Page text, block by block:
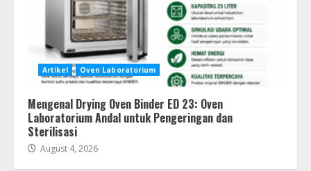
Artikel Oven Laboratorium
Mengenal Drying Oven Binder ED 23: Oven
Laboratorium Andal untuk Pengeringan dan
Sterilisasi
August 4, 2026